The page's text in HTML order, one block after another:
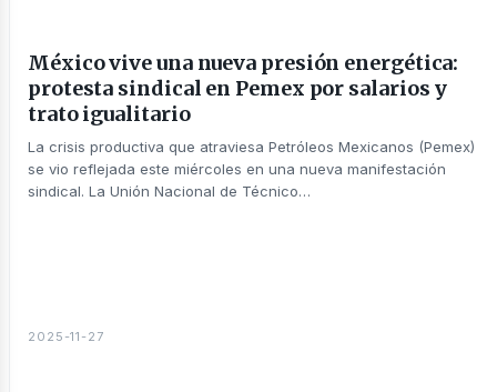
México vive una nueva presión energética:
protesta sindical en Pemex por salarios y
trato igualitario
La crisis productiva que atraviesa Petróleos Mexicanos (Pemex)
se vio reflejada este miércoles en una nueva manifestación
sindical. La Unión Nacional de Técnico…
2025-11-27